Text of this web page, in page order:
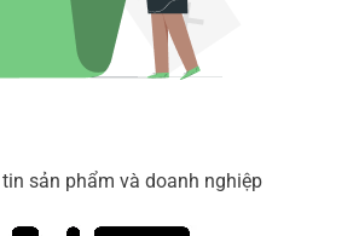
sản phẩm và doanh nghiệp